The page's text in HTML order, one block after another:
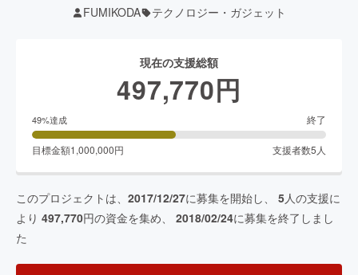
FUMIKODA テクノロジー・ガジェット
現在の支援総額
497,770円
49%達成 終了
目標金額1,000,000円 支援者数5人
このプロジェクトは、 2017/12/27に募集を開始し、 5人の支援に
より 497,770円の資金を集め、 2018/02/24に募集を終了しまし
た